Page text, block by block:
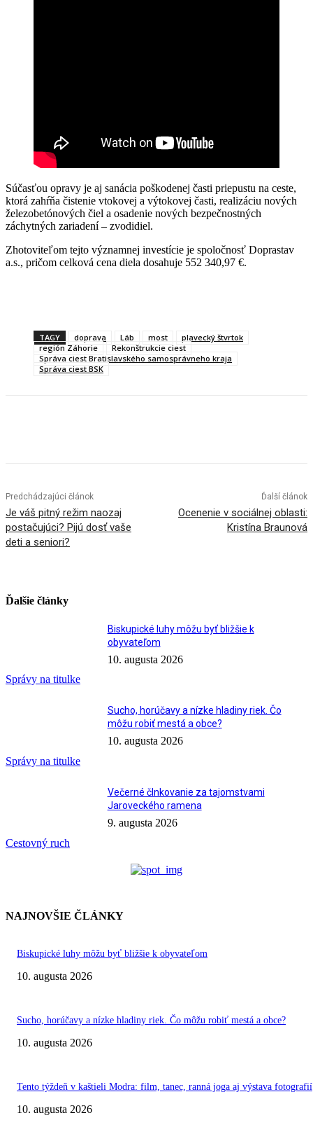
Súčasťou opravy je aj sanácia poškodenej časti priepustu na ceste,
ktorá zahŕňa čistenie vtokovej a výtokovej časti, realizáciu nových
železobetónových čiel a osadenie nových bezpečnostných
záchytných zariadení – zvodidiel.
Zhotoviteľom tejto významnej investície je spoločnosť Doprastav
a.s., pričom celková cena diela dosahuje 552 340,97 €.
TAGY doprava Láb most
plavecký štvrtok
región Záhorie
Rekonštrukcie ciest
Správa ciest Bratislavského samosprávneho kraja
Správa ciest BSK
Predchádzajúci článok
Je váš pitný režim naozaj
postačujúci? Pijú dosť vaše
deti a seniori?
Ďalší článok
Ocenenie v sociálnej oblasti:
Kristína Braunová
Ďalšie články
Správy na titulke
Biskupické luhy môžu byť bližšie k
obyvateľom
10. augusta 2026
Správy na titulke
Sucho, horúčavy a nízke hladiny riek. Čo
môžu robiť mestá a obce?
10. augusta 2026
Cestovný ruch
Večerné člnkovanie za tajomstvami
Jaroveckého ramena
9. augusta 2026
NAJNOVŠIE ČLÁNKY
Biskupické luhy môžu byť bližšie k obyvateľom
10. augusta 2026
Sucho, horúčavy a nízke hladiny riek. Čo môžu robiť mestá a obce?
10. augusta 2026
Tento týždeň v kaštieli Modra: film, tanec, ranná joga aj výstava fotografií
10. augusta 2026